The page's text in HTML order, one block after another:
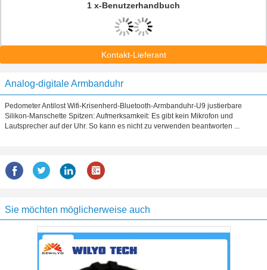
1 x-Benutzerhandbuch
Kontakt-Lieferant
Analog-digitale Armbanduhr
Pedometer Antilost Wifi-Krisenherd-Bluetooth-Armbanduhr-U9 justierbare
Silikon-Manschette Spitzen: Aufmerksamkeit: Es gibt kein Mikrofon und
Lautsprecher auf der Uhr. So kann es nicht zu verwenden beantworten ...
Sie möchten möglicherweise auch